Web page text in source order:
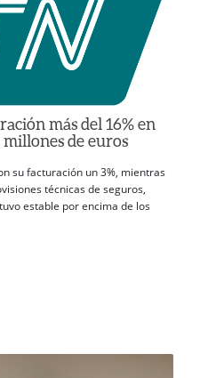
más del 16% en
de euros
su facturación un 3%, mientras
técnicas de seguros,
estable por encima de los